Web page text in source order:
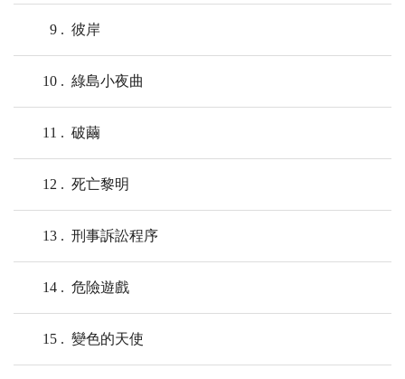
9 彼岸
10 綠島小夜曲
11 破繭
12 死亡黎明
13 刑事訴訟程序
14 危險遊戲
15 變色的天使